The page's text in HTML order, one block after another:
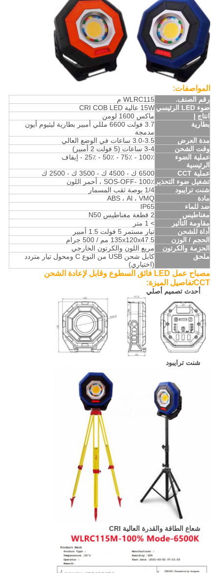
المواصفات:
رقم الصنف.
WLRC115 م
ضوء LED الرئيسي
15W عالية CRI COB LED
انتاج |
ماكس 1600 لومن
بطارية
3.7 فولت 6600 مللي أمبير بطارية ليثيوم أيون
مدمجة
مدة العرض
3.0-3.5 ساعات في الوضع العالي
وقت الشحن
3-4 ساعات (5 فولت 2 أمبير)
عملية الضوء
الرئيسية
100٪ - 75٪ - 50٪ - 25٪ - إيقاف
عملية CCT
6500 ك - 4500 ك - 3500 ك - 2500 ك
تشغيل ضوء التحذير 100٪ -SOS-OFF ، أحمر اللون
شنت ترايبود
1/4 بوصة ثقب المسمار
مادة
ABS ، Al ، VMQ
ضد للماء
IP65
مغناطيس
2 قطعة مغناطيس N50
مقاومة التأثير
> 1 متر
أداة للشحن
تيار مستمر 5 فولت 1.5 أمبير
الحجم / الوزن
135x120x47.5 مم / 500 جرام
الحزمة والكرتون
مربع اللون والكرتون الخارجي
ملحق
كابل شحن USB من النوع C ومحول تيار متردد
(اختياري)
مصباح عمل LED فائق السطوع وقابل لإعادة الشحن
CCTتفاصيل الميزة:
أحدث تصميم أصلي
شنت ترايبود
شعاع الطاقة والقدرة العالية CRI